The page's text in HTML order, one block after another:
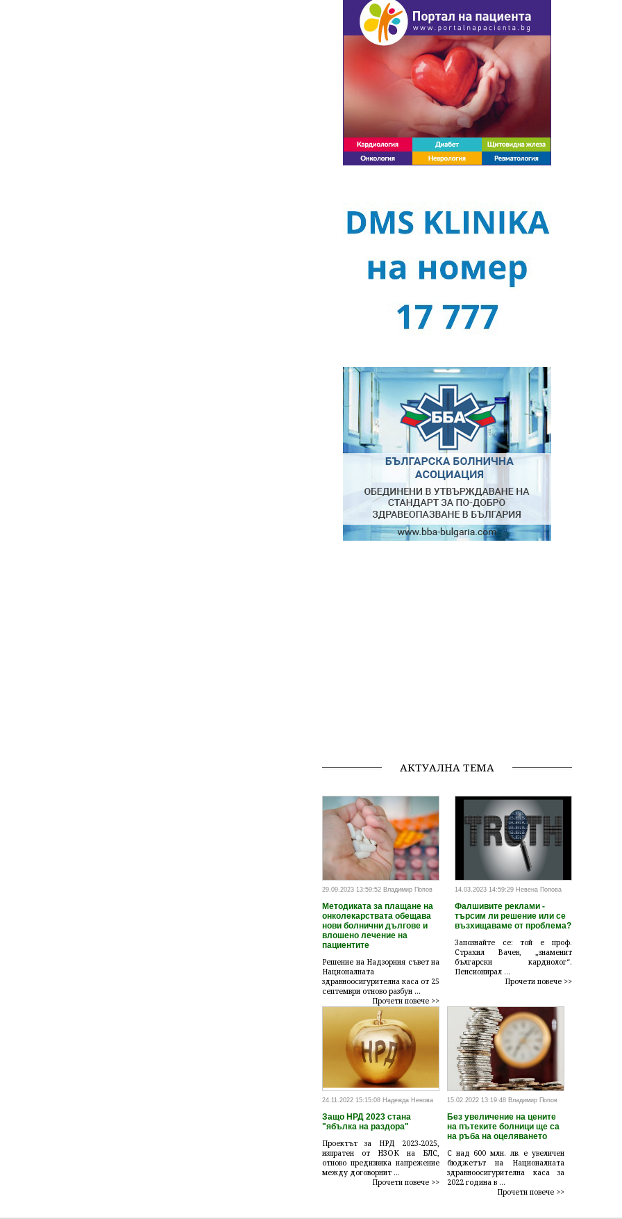
АКТУАЛНА ТЕМА
29.09.2023 13:59:52 Владимир Попов
Методиката за плащане на
онколекарствата обещава
нови болнични дългове и
влошено лечение на
пациентите
Решение на Надзорния съвет на
Националната
здравноосигурителна каса от 25
септември отново разбун ...
Прочети повече >>
14.03.2023 14:59:29 Невена Попова
Фалшивите реклами -
търсим ли решение или се
възхищаваме от проблема?
Запознайте се: той е проф.
Страхил Вачев, „знаменит
български кардиолог“.
Пенсионирал ...
Прочети повече >>
24.11.2022 15:15:08 Надежда Ненова
Защо НРД 2023 стана
"ябълка на раздора"
Проектът за НРД 2023-2025,
изпратен от НЗОК на БЛС,
отново предизвика напрежение
между договорнит ...
Прочети повече >>
15.02.2022 13:19:48 Владимир Попов
Без увеличение на цените
на пътеките болници ще са
на ръба на оцеляването
С над 600 млн. лв. е увеличен
бюджетът на Националната
здравноосигурителна каса за
2022 година в ...
Прочети повече >>